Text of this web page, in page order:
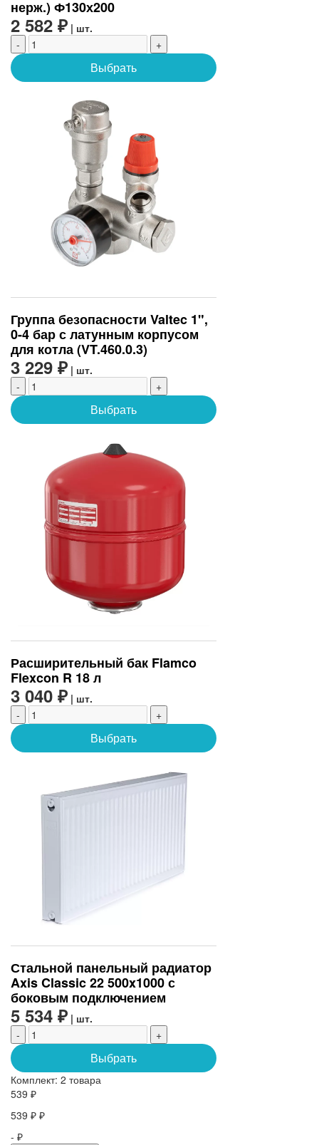
нерж.) Ф130х200
2 582 ₽ | шт.
-
+
Выбрать
Группа безопасности Valtec 1",
0-4 бар с латунным корпусом
для котла (VT.460.0.3)
3 229 ₽ | шт.
-
+
Выбрать
Расширительный бак Flamco
Flexcon R 18 л
3 040 ₽ | шт.
-
+
Выбрать
Стальной панельный радиатор
Axis Classic 22 500x1000 с
боковым подключением
5 534 ₽ | шт.
-
+
Выбрать
Комплект: 2 товара
539 ₽
539 ₽ ₽
- ₽